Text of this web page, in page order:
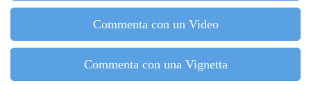
Commenta con un Video
Commenta con una Vignetta